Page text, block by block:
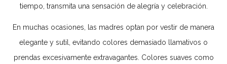
tiempo, transmita una sensación de alegría y celebración.
En muchas ocasiones, las madres optan por vestir de manera
elegante y sutil, evitando colores demasiado llamativos o
prendas excesivamente extravagantes. Colores suaves como